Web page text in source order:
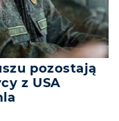
pozostają
z USA